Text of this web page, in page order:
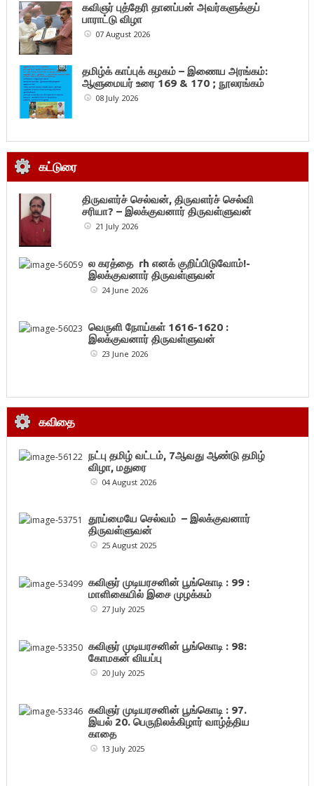
கவிஞர் புத்தேரி தானப்பன் அவர்களுக்குப்
பாராட்டு விழா
07 August 2026
தமிழ்க் காப்புக் கழகம் – இணைய அரங்கம்:
ஆளுமையர் உரை 169 & 170 ; நூலரங்கம்
08 July 2026
கட்டுரை
திருவளர்ச் செல்வன், திருவளர்ச் செல்வி
சரியா? – இலக்குவனார் திருவள்ளுவன்
21 July 2026
ல கரத்தை rh எனக் குறிப்பிடுவோம்!-
இலக்குவனார் திருவள்ளுவன்
24 June 2026
வெருளி நோய்கள் 1616-1620 :
இலக்குவனார் திருவள்ளுவன்
23 June 2026
கவிதை
நட்பு தமிழ் வட்டம், 7ஆவது ஆண்டு தமிழ்
விழா, மதுரை
04 August 2026
தூய்மையே செல்வம் – இலக்குவனார்
திருவள்ளுவன்
25 August 2025
கவிஞர் முடியரசனின் பூங்கொடி : 99 :
மாளிகையில் இசை முழக்கம்
27 July 2025
கவிஞர் முடியரசனின் பூங்கொடி : 98:
கோமகன் வியப்பு
20 July 2025
கவிஞர் முடியரசனின் பூங்கொடி : 97.
இயல் 20. பெருநிலக்கிழார் வாழ்த்திய
காதை
13 July 2025